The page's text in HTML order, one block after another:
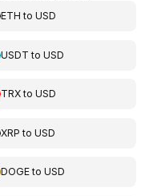
ETH toUSD
USDT toUSD
TRXtoUSD
XRP toUSD
DOGEtoUSD